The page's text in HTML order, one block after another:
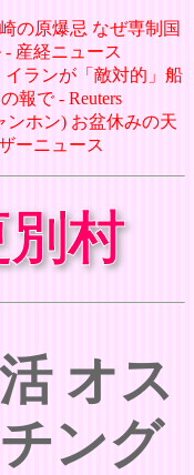
の原爆忌 なぜ専制国
産経ニュース
イランが「敵対的」船
報で - Reuters
ンホン) お盆休みの天
ーニュース
村
オス
ング